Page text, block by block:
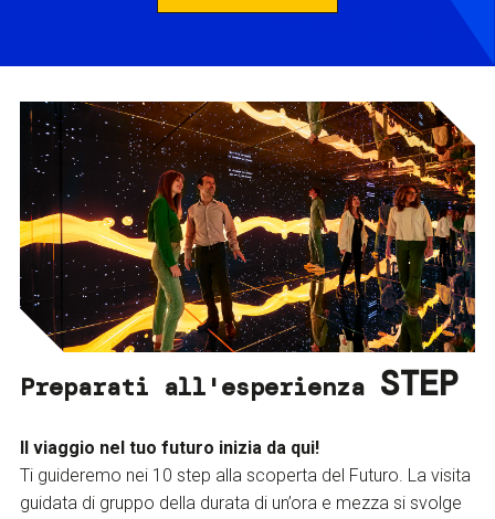
Preparati all'esperienza STEP
Il viaggio nel tuo futuro inizia da qui!
Ti guideremo nei 10 step alla scoperta del Futuro. La visita
guidata di gruppo della durata di un’ora e mezza si svolge